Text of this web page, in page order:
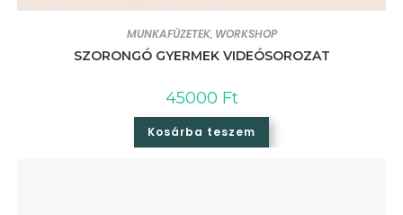
MUNKAFÜZETEK, WORKSHOP
SZORONGÓ GYERMEK VIDEÓSOROZAT
45000 Ft
Kosárba teszem